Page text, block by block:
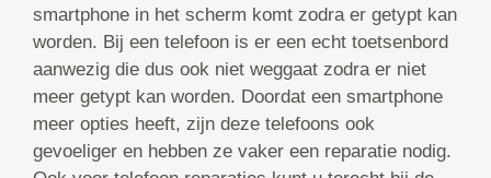
smartphone in het scherm komt zodra er getypt kan
worden. Bij een telefoon is er een echt toetsenbord
aanwezig die dus ook niet weggaat zodra er niet
meer getypt kan worden. Doordat een smartphone
meer opties heeft, zijn deze telefoons ook
gevoeliger en hebben ze vaker een reparatie nodig.